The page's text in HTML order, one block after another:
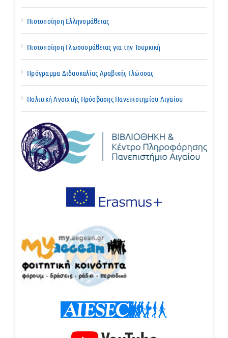
Πιστοποίηση Ελληνομάθειας
Πιστοποίηση Γλωσσομάθειας για την Τουρκική
Πρόγραμμα Διδασκαλίας Αραβικής Γλώσσας
Πολιτική Ανοιχτής Πρόσβασης Πανεπιστημίου Αιγαίου